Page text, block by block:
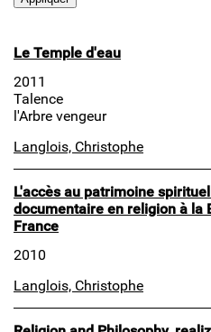
Le Temple d'eau
2011
Talence
l'Arbre vengeur
Langlois, Christophe
L'accès au patrimoine
documentaire en religion à la
France
2010
Langlois, Christophe